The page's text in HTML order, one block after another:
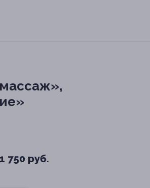
750 руб.